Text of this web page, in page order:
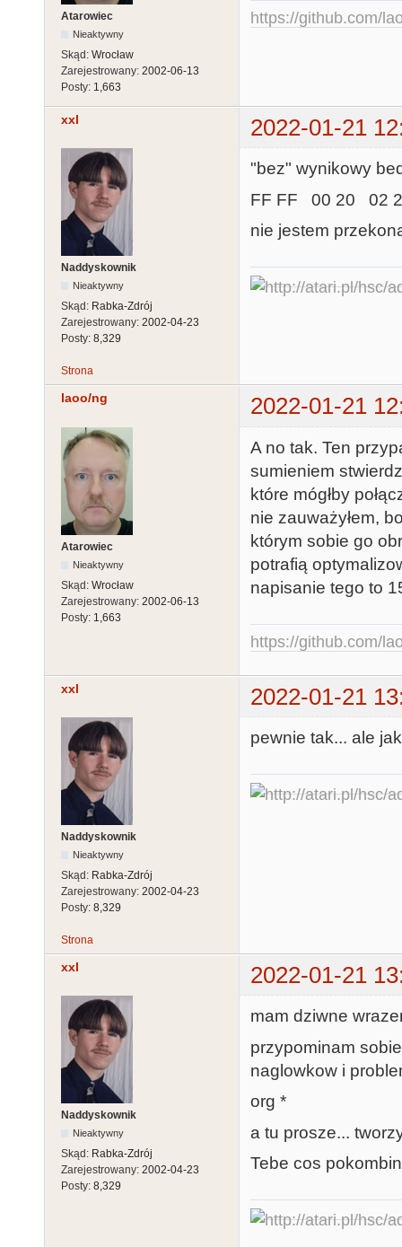
Atarowiec
Nieaktywny
Skąd: Wrocław
Zarejestrowany: 2002-06-13
Posty: 1,663
https://github.com/
xxl 2022-01-21
Naddyskownik
Nieaktywny
Skąd: Rabka-Zdrój
Zarejestrowany: 2002-04-23
Posty: 8,329
"bez" wynikowy
FF FF 00 20 02
nie jestem
Strona
laoo/ng 2022-01-21
Atarowiec
Nieaktywny
Skąd: Wrocław
Zarejestrowany: 2002-06-13
Posty: 1,663
A no tak. Ten
sumieniem
które mógłby
nie zauważyłem,
którym sobie go
potrafią
napisanie tego to
https://github.com/
xxl 2022-01-21
Naddyskownik
Nieaktywny
Skąd: Rabka-Zdrój
Zarejestrowany: 2002-04-23
Posty: 8,329
pewnie tak... ale
Strona
xxl 2022-01-21
Naddyskownik
Nieaktywny
Skąd: Rabka-Zdrój
Zarejestrowany: 2002-04-23
Posty: 8,329
mam dziwne
przypominam
naglowkow i
org *
a tu prosze...
Tebe cos